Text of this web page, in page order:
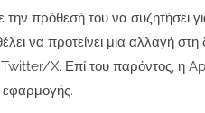
την πρόθεσή του να συζητήσει
να προτείνει μια αλλαγή
Twitter/X. Επί του παρόντος, η